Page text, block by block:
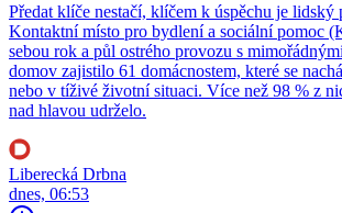
Předat klíče nestačí, klíčem k úspěchu je lidský
Kontaktní místo pro bydlení a sociální pomoc
sebou rok a půl ostrého provozu s
domov zajistilo 61 domácnostem, které se
nebo v tíživé životní situaci. Více než 98 % z
nad hlavou udrželo.
Liberecká Drbna
dnes, 06:53